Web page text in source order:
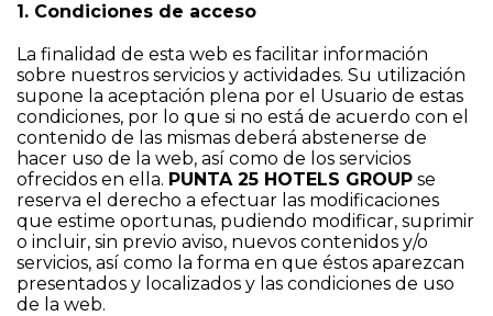
1. Condiciones de acceso
La finalidad de esta web es facilitar información
sobre nuestros servicios y actividades. Su utilización
supone la aceptación plena por el Usuario de estas
condiciones, por lo que si no está de acuerdo con el
contenido de las mismas deberá abstenerse de
hacer uso de la web, así como de los servicios
ofrecidos en ella. PUNTA 25 HOTELS GROUP se
reserva el derecho a efectuar las modificaciones
que estime oportunas, pudiendo modificar, suprimir
o incluir, sin previo aviso, nuevos contenidos y/o
servicios, así como la forma en que éstos aparezcan
presentados y localizados y las condiciones de uso
de la web.